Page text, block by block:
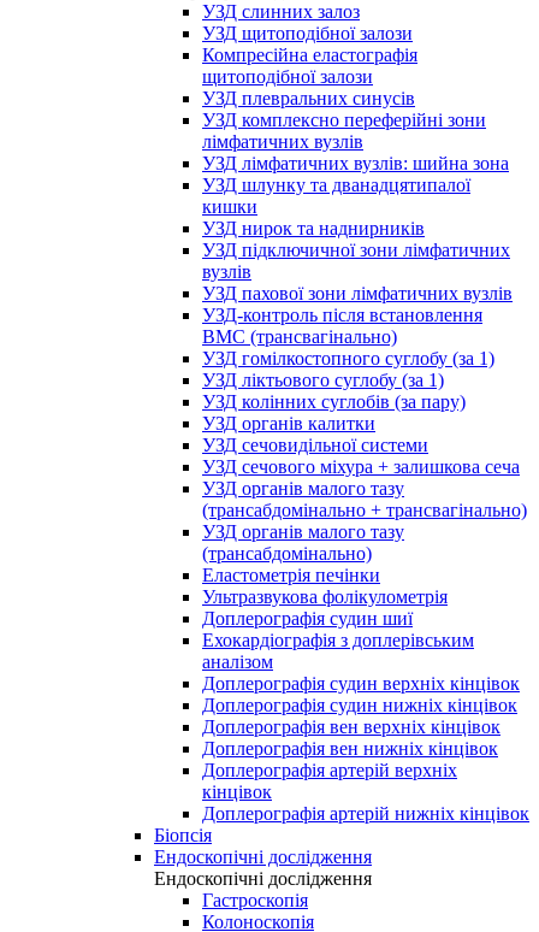
УЗД слинних залоз
УЗД щитоподібної залози
Компресійна еластографія
щитоподібної залози
УЗД плевральних синусів
УЗД комплексно переферійні зони
лімфатичних вузлів
УЗД лімфатичних вузлів: шийна зона
УЗД шлунку та дванадцятипалої
кишки
УЗД нирок та наднирників
УЗД підключичної зони лімфатичних
вузлів
УЗД пахової зони лімфатичних вузлів
УЗД-контроль після встановлення
ВМС (трансвагінально)
УЗД гомілкостопного суглобу (за 1)
УЗД ліктьового суглобу (за 1)
УЗД колінних суглобів (за пару)
УЗД органів калитки
УЗД сечовидільної системи
УЗД сечового міхура + залишкова сеча
УЗД органів малого тазу
(трансабдомінально + трансвагінально)
УЗД органів малого тазу
(трансабдомінально)
Еластометрія печінки
Ультразвукова фолікулометрія
Доплерографія судин шиї
Ехокардіографія з доплерівським
аналізом
Доплерографія судин верхніх кінцівок
Доплерографія судин нижніх кінцівок
Доплерографія вен верхніх кінцівок
Доплерографія вен нижніх кінцівок
Доплерографія артерій верхніх
кінцівок
Доплерографія артерій нижніх кінцівок
Біопсія
Ендоскопічні дослідження
Ендоскопічні дослідження
Гастроскопія
Колоноскопія